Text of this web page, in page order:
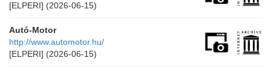
[ELPERI] (2026-06-15)
Autó-Motor
http://www.automotor.hu/
[ELPERI] (2026-06-15)